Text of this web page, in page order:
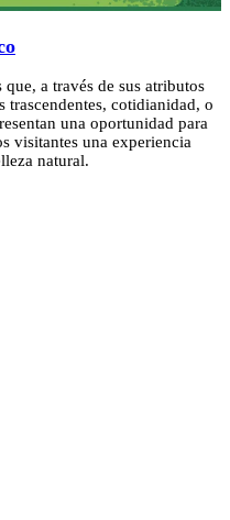
a través de sus atributos
trascendentes, cotidianidad, o
una oportunidad para
visitantes una experiencia
natural.